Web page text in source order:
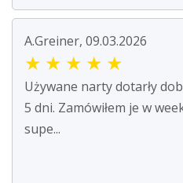
A.Greiner, 09.03.2026
★ ★ ★ ★ ★
Używane narty dotarły
5 dni. Zamówiłem je w
supe...